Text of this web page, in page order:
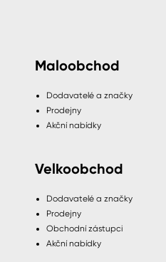
Maloobchod
Dodavatelé a značky
Prodejny
Akční nabídky
Velkoobchod
Dodavatelé a značky
Prodejny
Obchodní zástupci
Akční nabídky